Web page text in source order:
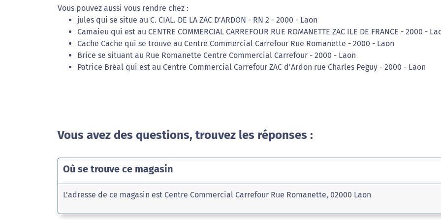
Vous pouvez aussi vous rendre chez :
jules qui se situe au C. CIAL. DE LA ZAC D'ARDON - RN 2 - 2000 - Laon
Camaieu qui est au CENTRE COMMERCIAL CARREFOUR RUE ROMANETTE ZAC ILE DE FRANCE - 2000 -
Cache Cache qui se trouve au Centre Commercial Carrefour Rue Romanette - 2000 - Laon
Brice se situant au Rue Romanette Centre Commercial Carrefour - 2000 - Laon
Patrice Bréal qui est au Centre Commercial Carrefour ZAC d'Ardon rue Charles Peguy - 2000 - Laon
Vous avez des questions, trouvez les réponses :
Où se trouve ce magasin
L'adresse de ce magasin est Centre Commercial Carrefour Rue Romanette, 02000 Laon